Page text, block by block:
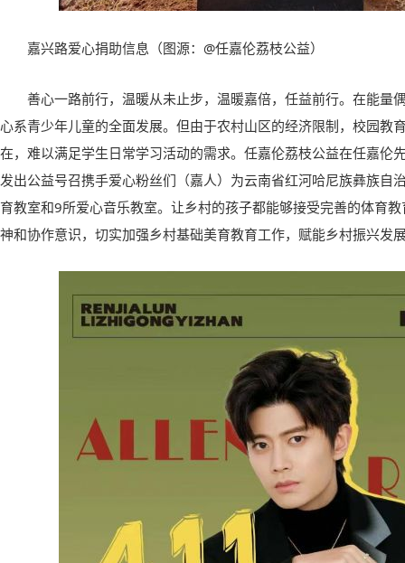
嘉兴路爱心捐助信息 （图源：@任嘉伦荔枝公益）
善心一路前行，温暖从未止步， 温暖嘉倍， 任益前行。 在能量
心系青少年儿童的全面发展。 但由于农村山区的经济限制，校园教
在，难以满足学生日常学习活动的需求。任嘉伦荔枝公益在任嘉伦
发出公益号召携手爱心粉丝们 （嘉人） 为云南省红河哈尼族彝族自
育教室和9所爱心音乐教室。让乡村的孩子都能够接受完善的体育
神和协作意识， 切实加强乡村基础美育教育工作， 赋能乡村振兴发